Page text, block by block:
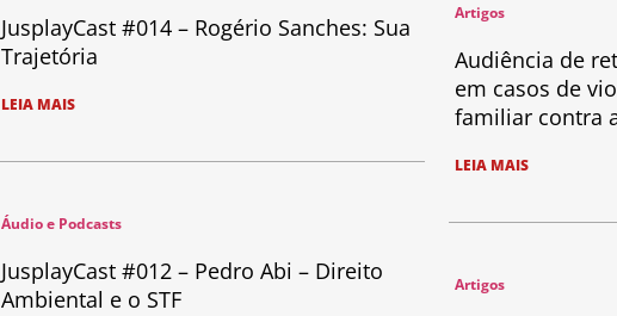
JusplayCast #014 – Rogério Sanches: Sua
Trajetória
LEIA MAIS
Áudio e Podcasts
JusplayCast #012 – Pedro Abi – Direito
Ambiental e o STF
Artigos
Audiência de
em casos de
familiar contra
LEIA MAIS
Artigos